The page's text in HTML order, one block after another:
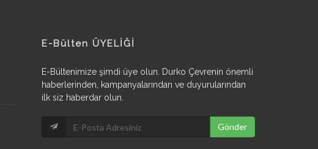
E-Bülten ÜYELİĞİ
E-Bültenimize şimdi üye olun. Durko Çevrenin önemli
haberlerinden, kampanyalarından ve duyurularından
ilk siz haberdar olun.